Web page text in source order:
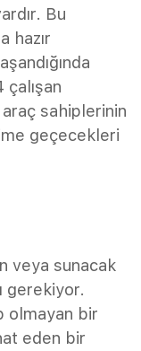
Bu
hazır
çalışan
sahiplerinin
geçecekleri
veya sunacak
gerekiyor.
olmayan bir
eden bir